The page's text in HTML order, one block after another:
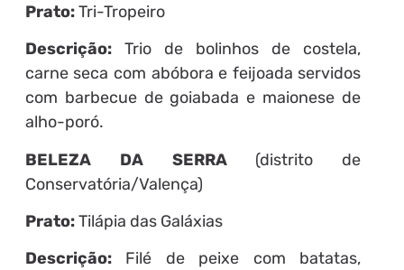
Prato:Tri-Tropeiro
Descrição: Trio de bolinhos de costela,
carne seca com abóbora e feijoada servidos
com barbecue de goiabada e maionese de
alho-poró.
BELEZA DA SERRA (distrito de
Conservatória/Valença)
Prato:Tilápia das Galáxias
Descrição: Filé de peixe com batatas,